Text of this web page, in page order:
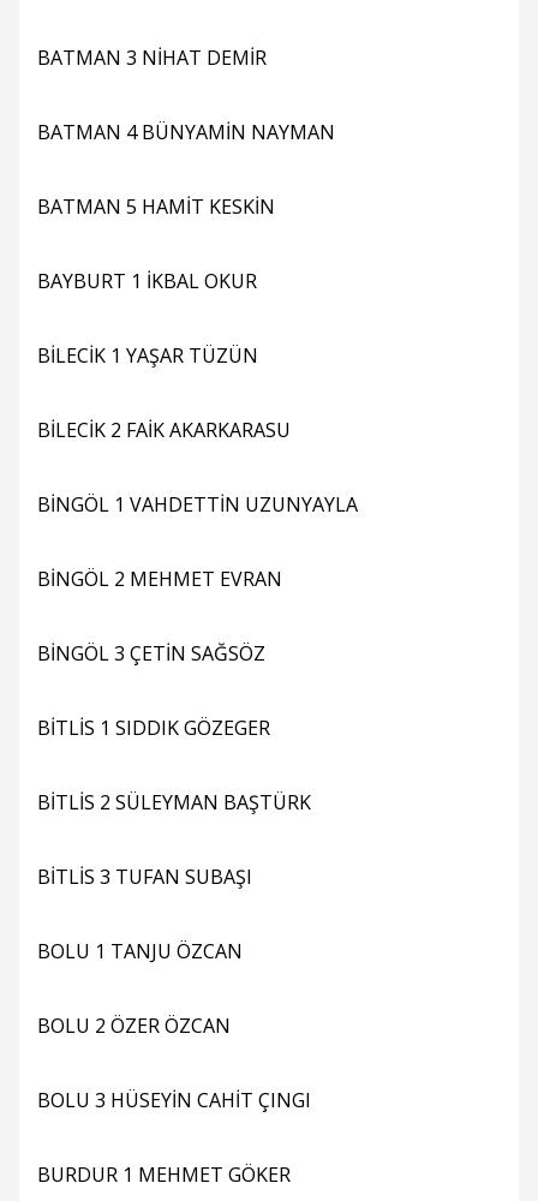
BATMAN 3 NİHAT DEMİR
BATMAN 4 BÜNYAMİN NAYMAN
BATMAN 5 HAMİT KESKİN
BAYBURT 1 İKBAL OKUR
BİLECİK 1 YAŞAR TÜZÜN
BİLECİK 2 FAİK AKARKARASU
BİNGÖL 1 VAHDETTİN UZUNYAYLA
BİNGÖL 2 MEHMET EVRAN
BİNGÖL 3 ÇETİN SAĞSÖZ
BİTLİS 1 SIDDIK GÖZEGER
BİTLİS 2 SÜLEYMAN BAŞTÜRK
BİTLİS 3 TUFAN SUBAŞI
BOLU 1 TANJU ÖZCAN
BOLU 2 ÖZER ÖZCAN
BOLU 3 HÜSEYİN CAHİT ÇINGI
BURDUR 1 MEHMET GÖKER